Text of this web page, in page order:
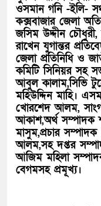
ওসমান গনি -ইলি-
কক্সবাজার জেলা
জসিম উদ্দীন
রাখেন যুগান্তর
জেলা প্রতিনিধি ও
কমিটি সিনিয়র সহ
আবুল কালাম,সিভি
মহিউদ্দিন মাহি।
খোরশেদ আলম,
আকাশ,অর্থ সম্পাদক
মাসুম,প্রচার
আলম,সহ দপ্তর
আজিম মহিলা
বেগমসহ প্রমূখ্য।